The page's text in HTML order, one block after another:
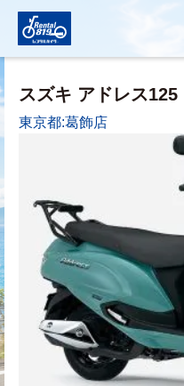
スズキ アドレス125
東京都:葛飾店